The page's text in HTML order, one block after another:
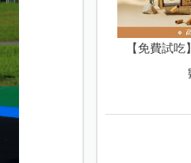
【免費試